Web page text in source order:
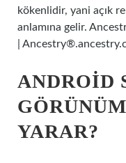
kökenlidir, yani açık
anlamına gelir.
|
ANDROID
YARAR?